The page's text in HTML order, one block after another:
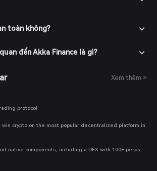
toàn không?
đến Akka Finance là gì?
Xem thêm >
protocol
win crypto on the most popular decentralized platform in
native components, including a DEX with 100+ perps